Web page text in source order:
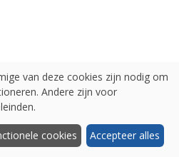
van deze cookies zijn nodig om
Andere zijn voor
cookies Accepteer alles